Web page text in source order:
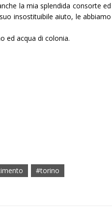
la mia splendida consorte ed
insostituibile aiuto, le abbiamo
ed acqua di colonia.
#torino